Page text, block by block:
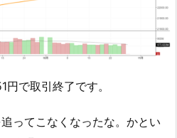
で取引終了です。
ってこなくなったな。かとい